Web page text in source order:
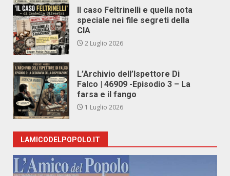
Il caso Feltrinelli e quella nota
speciale nei file segreti della
CIA
2 Luglio 2026
L’Archivio dell’Ispettore Di
Falco | 46909 -Episodio 3 – La
farsa e il fango
1 Luglio 2026
LAMICODELPOPOLO.IT